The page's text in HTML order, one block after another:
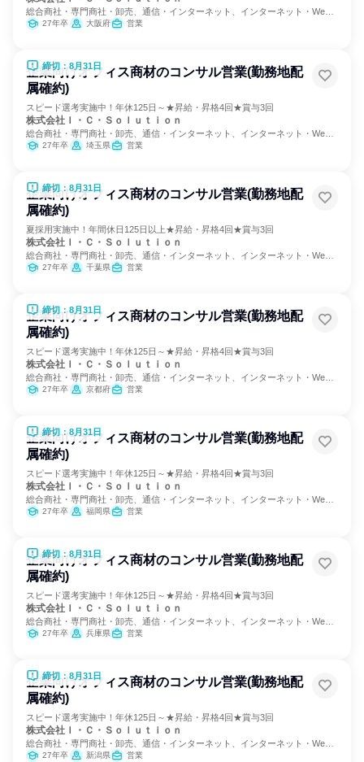
総合商社・専門商社・卸売、通信・インターネット、インターネット・Web
サービス
27年卒 大阪府 営業
締切：8月31日
企業向けオフィス商材のコンサル営業(勤務地配
属確約)
スピード選考実施中！年休125日～★昇給・昇格4回★賞与3回
株式会社Ｉ・Ｃ・Ｓｏｌｕｔｉｏｎ
総合商社・専門商社・卸売、通信・インターネット、インターネット・Web
サービス
27年卒 埼玉県 営業
締切：8月31日
企業向けオフィス商材のコンサル営業(勤務地配
属確約)
夏採用実施中！年間休日125日以上★昇給・昇格4回★賞与3回
株式会社Ｉ・Ｃ・Ｓｏｌｕｔｉｏｎ
総合商社・専門商社・卸売、通信・インターネット、インターネット・Web
サービス
27年卒 千葉県 営業
締切：8月31日
企業向けオフィス商材のコンサル営業(勤務地配
属確約)
スピード選考実施中！年休125日～★昇給・昇格4回★賞与3回
株式会社Ｉ・Ｃ・Ｓｏｌｕｔｉｏｎ
総合商社・専門商社・卸売、通信・インターネット、インターネット・Web
サービス
27年卒 京都府 営業
締切：8月31日
企業向けオフィス商材のコンサル営業(勤務地配
属確約)
スピード選考実施中！年休125日～★昇給・昇格4回★賞与3回
株式会社Ｉ・Ｃ・Ｓｏｌｕｔｉｏｎ
総合商社・専門商社・卸売、通信・インターネット、インターネット・Web
サービス
27年卒 福岡県 営業
締切：8月31日
企業向けオフィス商材のコンサル営業(勤務地配
属確約)
スピード選考実施中！年休125日～★昇給・昇格4回★賞与3回
株式会社Ｉ・Ｃ・Ｓｏｌｕｔｉｏｎ
総合商社・専門商社・卸売、通信・インターネット、インターネット・Web
サービス
27年卒 兵庫県 営業
締切：8月31日
企業向けオフィス商材のコンサル営業(勤務地配
属確約)
スピード選考実施中！年休125日～★昇給・昇格4回★賞与3回
株式会社Ｉ・Ｃ・Ｓｏｌｕｔｉｏｎ
総合商社・専門商社・卸売、通信・インターネット、インターネット・Web
サービス
27年卒 新潟県 営業